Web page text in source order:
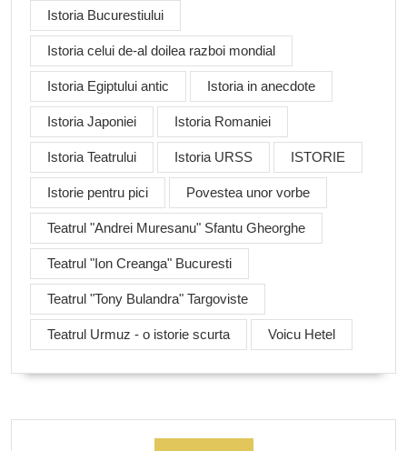
Istoria Bucurestiului
Istoria celui de-al doilea razboi mondial
Istoria Egiptului antic Istoria in anecdote
Istoria Japoniei Istoria Romaniei
Istoria Teatrului Istoria URSS ISTORIE
Istorie pentru pici Povestea unor vorbe
Teatrul "Andrei Muresanu" Sfantu Gheorghe
Teatrul "Ion Creanga" Bucuresti
Teatrul "Tony Bulandra" Targoviste
Teatrul Urmuz - o istorie scurta Voicu Hetel